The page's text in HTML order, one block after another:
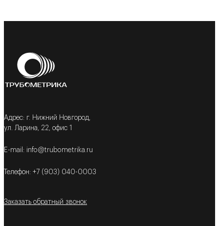
Адрес: г. Нижний Новгород,
ул. Ларина, 22, офис 1
E-mail: info@trubometrika.ru
Телефон: +7 (903) 040-0003
Заказать обратный звонок